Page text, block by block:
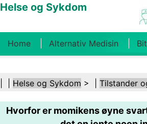
Helse og Sykdom
Home Alternativ Medisin
Kosthold Og Ernæring
Helsebransjen Psykisk Helse
Helse og Sykdom > | Tilstander
Hvorfor er momikens øyne